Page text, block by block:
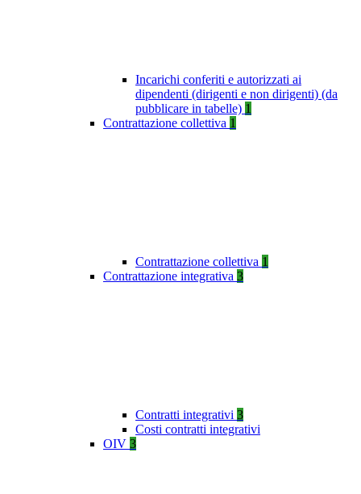
Incarichi conferiti e autorizzati ai
dipendenti (dirigenti e non dirigenti) (da
pubblicare in tabelle) 1
Contrattazione collettiva 1
Contrattazione collettiva 1
Contrattazione integrativa 3
Contratti integrativi 3
Costi contratti integrativi
OIV 3